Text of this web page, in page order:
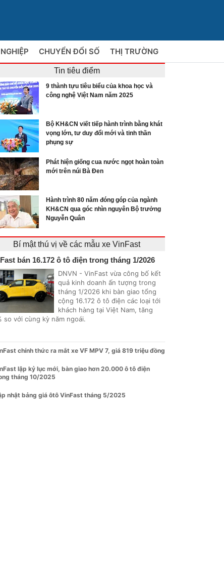
CHUYỂN ĐỔI SỐ THỊ TRƯỜNG
Tin tiêu điểm
9 thành tựu tiêu biểu của khoa học và
công nghệ Việt Nam năm 2025
Bộ KH&CN viết tiếp hành trình bằng khát
vọng lớn, tư duy đổi mới và tinh thần
phụng sự
Phát hiện giống cua nước ngọt hoàn toàn
mới trên núi Bà Đen
Hành trình 80 năm đóng góp của ngành
KH&CN qua góc nhìn nguyên Bộ trưởng
Nguyễn Quân
Bí mật thú vị về các mẫu xe VinFast
bán 16.172 ô tô điện trong tháng 1/2026
DNVN - VinFast vừa công bố kết
quả kinh doanh ấn tượng trong
tháng 1/2026 khi bàn giao tổng
cộng 16.172 ô tô điện các loại tới
khách hàng tại Việt Nam, tăng
so với cùng kỳ năm ngoái.
chính thức ra mắt xe VF MPV 7, giá 819 triệu đồng
lập kỷ lục mới, bàn giao hơn 20.000 ô tô điện
tháng 10/2025
nhật bảng giá ôtô VinFast tháng 5/2025